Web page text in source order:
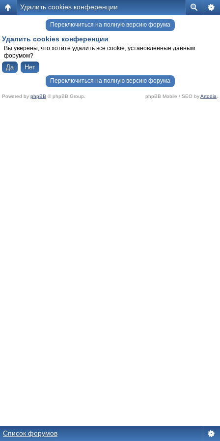
Удалить cookies конференции
Переключиться на полную версию форума
Удалить cookies конференции
Вы уверены, что хотите удалить все cookie, установленные данным
форумом?
Переключиться на полную версию форума
Powered by phpBB © phpBB Group. phpBB Mobile / SEO byArtodia
Список форумов